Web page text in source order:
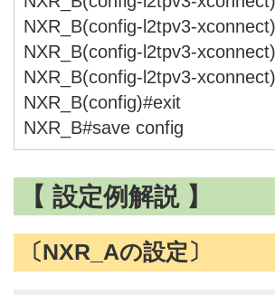
NXR_B(config-l2tpv3-
NXR_B(config-l2tpv3-
NXR_B(config-l2tpv3-
NXR_B(config)#exit
NXR_B#save config
【 設定例解説 】
〔NXR_Aの設定〕